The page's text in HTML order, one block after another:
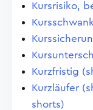
Kursrisiko,
Kurzfristig
Kurzläufer
shorts)